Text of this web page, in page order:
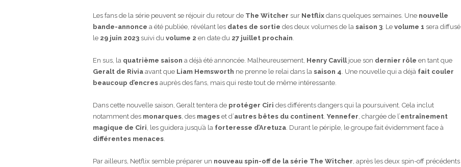
Les fans de la série peuvent se réjouir du retour de The Witcher sur Netflix dans quelques semaines. Une nouvelle
bande-annonce a été publiée, révélant les dates de sortie des deux volumes de la saison 3. Le volume 1 sera diffusé
le 29 juin 2023 suivi du volume 2 en date du 27 juillet prochain.
En sus, la quatrième saison a déjà été annoncée. Malheureusement, Henry Cavilljoue son dernier rôle en tant que
Geralt de Rivia avant que Liam Hemsworth ne prenne le relai dans la saison 4. Une nouvelle qui a déjà fait couler
beaucoup d’encres auprès des fans, mais qui reste tout de même intéressante.
Dans cette nouvelle saison, Geralt tentera de protéger Ciri des différents dangers qui la poursuivent. Cela inclut
notamment des monarques, des mages et d’autres bêtes du continent. Yennefer, chargée de l’entraînement
magique de Ciri, les guidera jusqu’à la forteresse d’Aretuza. Durant le périple, le groupe fait évidemment face à
différentes menaces.
Par ailleurs, Netflix semble préparer un nouveau spin-off de la série The Witcher, après les deux spin-off précédents